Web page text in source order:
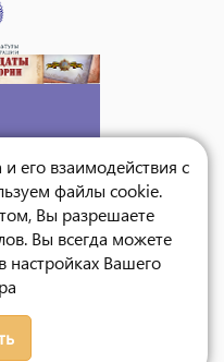
его взаимодействия с
файлы cookie.
Вы разрешаете
Вы всегда можете
Вашего